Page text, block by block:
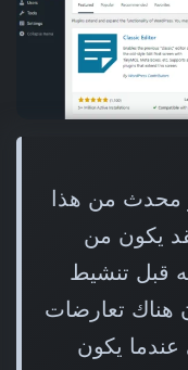
محدث من هذا
يكون من
قبل تنشيط
يبدو أن هناك تعارضات
عندما يكون